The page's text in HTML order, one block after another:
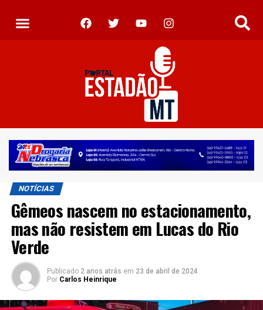
NOTÍCIAS
Gêmeos nascem no estacionamento,
mas não resistem em Lucas do Rio
Verde
Publicado 2 anos atrás em 23 de abril de 2024
Por Carlos Heinrique